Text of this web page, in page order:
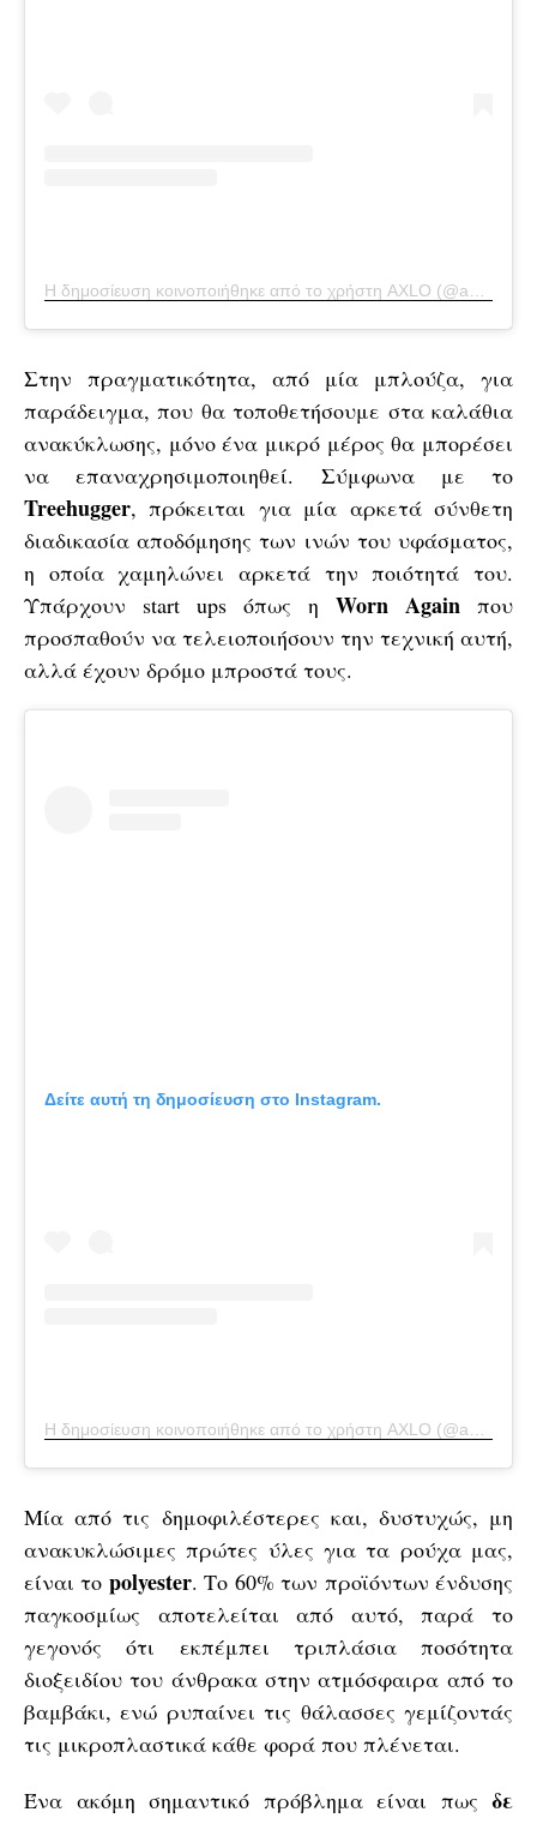
Στην πραγματικότητα, από μία μπλούζα, για
παράδειγμα, που θα τοποθετήσουμε στα καλάθια
ανακύκλωσης, μόνο ένα μικρό μέρος θα μπορέσει
να επαναχρησιμοποιηθεί. Σύμφωνα με το
Treehugger, πρόκειται για μία αρκετά σύνθετη
διαδικασία αποδόμησης των ινών του υφάσματος,
η οποία χαμηλώνει αρκετά την ποιότητά του.
Υπάρχουν start ups όπως η Worn Again που
προσπαθούν να τελειοποιήσουν την τεχνική αυτή,
αλλά έχουν δρόμο μπροστά τους.
Δείτε αυτή τη δημοσίευση στο Instagram.
Μία από τις δημοφιλέστερες και, δυστυχώς, μη
ανακυκλώσιμες πρώτες ύλες για τα ρούχα μας,
είναι το polyester. Το 60% των προϊόντων ένδυσης
παγκοσμίως αποτελείται από αυτό, παρά το
γεγονός ότι εκπέμπει τριπλάσια ποσότητα
διοξειδίου του άνθρακα στην ατμόσφαιρα από το
βαμβάκι, ενώ ρυπαίνει τις θάλασσες γεμίζοντάς
τις μικροπλαστικά κάθε φορά που πλένεται.
Ένα ακόμη σημαντικό πρόβλημα είναι πως δε